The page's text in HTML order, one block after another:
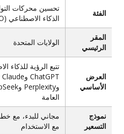
الفئة
الذكاء الاصطناعي (AEO)
المقر
الرئيسي
الولايات المتحدة
العرض
الأساسي
تتبع الرؤية للذكاء
العامة
نموذج
التسعير
مجاني للبدء، مع
مع الاستخدام